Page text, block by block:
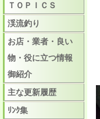
ＴＯＰＩＣＳ
渓流釣り
お店・業者・良い
物・役に立つ情報
御紹介
主な更新履歴
ﾘﾝｸ集